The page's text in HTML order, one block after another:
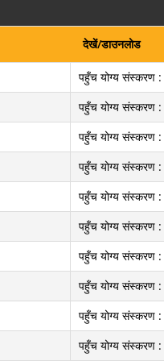
देखें/डाउनलोड
पहुँच योग्य संस्करण :
पहुँच योग्य संस्करण :
पहुँच योग्य संस्करण :
पहुँच योग्य संस्करण :
पहुँच योग्य संस्करण :
पहुँच योग्य संस्करण :
पहुँच योग्य संस्करण :
पहुँच योग्य संस्करण :
पहुँच योग्य संस्करण :
पहुँच योग्य संस्करण :